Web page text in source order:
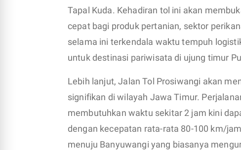
Tapal Kuda. Kehadiran tol ini akan
cepat bagi produk pertanian, sektor
selama ini terkendala waktu tempuh
untuk destinasi pariwisata di ujung timur
Lebih lanjut, Jalan Tol Prosiwangi akan
signifikan di wilayah Jawa Timur.
membutuhkan waktu sekitar 2 jam kini
dengan kecepatan rata-rata 80-100 km/
menuju Banyuwangi yang biasanya